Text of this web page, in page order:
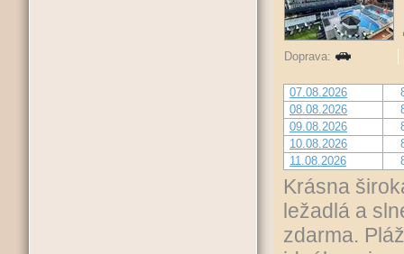
Doprava:
07.08.2026
08.08.2026
09.08.2026
10.08.2026
11.08.2026
Krásna
ležadlá a
zdarma.